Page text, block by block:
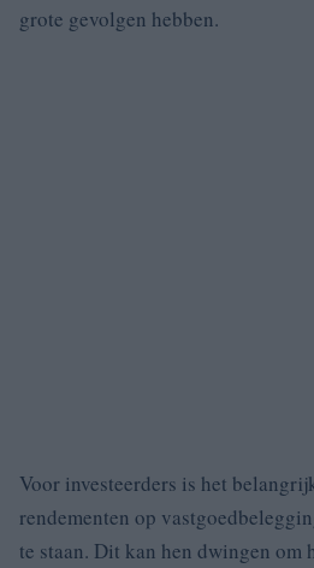
grote gevolgen hebben.
Voor investeerders is het
rendementen op
te staan. Dit kan hen dwingen om